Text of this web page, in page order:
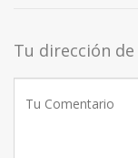
Tu dirección